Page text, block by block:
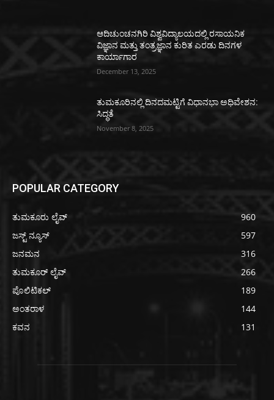
ಆದಿಚುಂಚನಗಿರಿ ವಿಶ್ವವಿದ್ಯಾಲಯದಲ್ಲಿ ರಸಾಯನಿಕ
ವಿಜ್ಞಾನ ಮತ್ತು ತಂತ್ರಜ್ಞಾನ ಕುರಿತ ಎರಡು ದಿನಗಳ
ಕಾರ್ಯಾಗಾರ
December 13, 2025
ತುಮಕೂರಿನಲ್ಲಿ ದಿನದಮಟ್ಟಿಗೆ ವಿಧಾನಭಾ ಅಧಿವೇಶನ:
ಸಿದ್ಧತೆ
November 8, 2025
POPULAR CATEGORY
ತುಮಕೂರು ಲೈವ್
960
ಜಸ್ಟ್ ನ್ಯೂಸ್
597
ಜನಮನ
316
ತುಮಕೂರ್ ಲೈವ್
266
ಪೊಲಿಟಿಕಲ್
189
ಅಂತರಾಳ
144
ಕವನ
131